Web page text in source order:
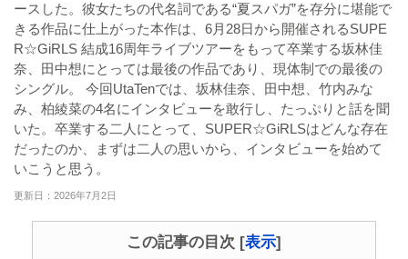
ースした。彼女たちの代名詞である“夏スパガ”を存分に堪能で
きる作品に仕上がった本作は、6月28日から開催されるSUPE
R☆GiRLS 結成16周年ライブツアーをもって卒業する坂林佳
奈、田中想にとっては最後の作品であり、現体制での最後の
シングル。 今回UtaTenでは、坂林佳奈、田中想、竹内みな
み、柏綾菜の4名にインタビューを敢行し、たっぷりと話を聞
いた。卒業する二人にとって、SUPER☆GiRLSはどんな存在
だったのか、まずは二人の思いから、インタビューを始めて
いこうと思う。
更新日：2026年7月2日
この記事の目次 [表示]